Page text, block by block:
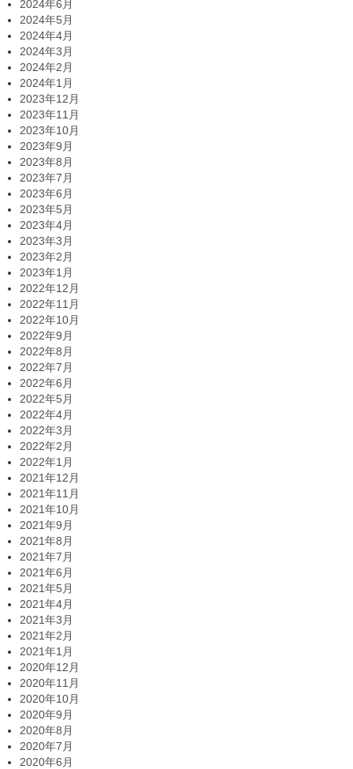
2024年6月
2024年5月
2024年4月
2024年3月
2024年2月
2024年1月
2023年12月
2023年11月
2023年10月
2023年9月
2023年8月
2023年7月
2023年6月
2023年5月
2023年4月
2023年3月
2023年2月
2023年1月
2022年12月
2022年11月
2022年10月
2022年9月
2022年8月
2022年7月
2022年6月
2022年5月
2022年4月
2022年3月
2022年2月
2022年1月
2021年12月
2021年11月
2021年10月
2021年9月
2021年8月
2021年7月
2021年6月
2021年5月
2021年4月
2021年3月
2021年2月
2021年1月
2020年12月
2020年11月
2020年10月
2020年9月
2020年8月
2020年7月
2020年6月